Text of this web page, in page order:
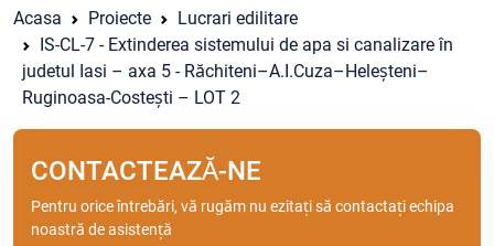
Acasa Proiecte
Lucrari edilitare
IS-CL-7 - Extinderea sistemului de apa si canalizare în
judetul Iasi – axa 5 - Răchiteni–A.I.Cuza–Heleșteni–
Ruginoasa-Costești – LOT 2
CONTACTEAZĂ-NE
Pentru orice întrebări, vă rugăm nu ezitați să contactați echipa
noastră de asistență